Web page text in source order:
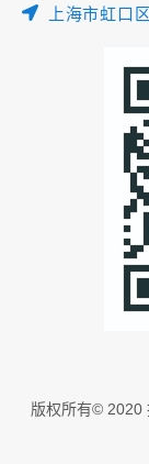
上海市虹口
版权所有© 2020